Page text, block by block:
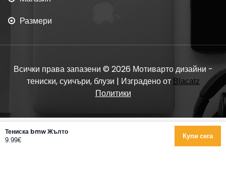
Размери
Всички права запазени © 2026 Мотиварто дизайни -
тениски, суичъри, блузи | Изградено от Blacatz
Политики
Тениска bmw Жълто
9.99€ Купи сега